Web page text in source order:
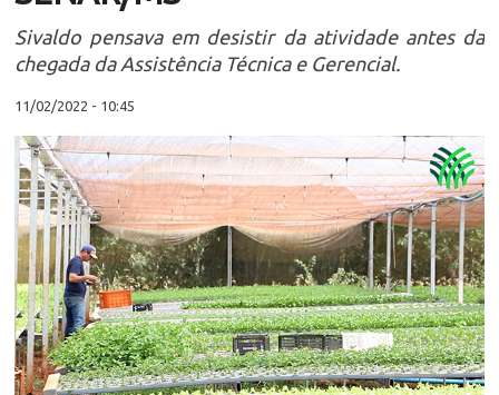
Sivaldo pensava em desistir da atividade antes da
chegada da Assistência Técnica e Gerencial.
11/02/2022 - 10:45